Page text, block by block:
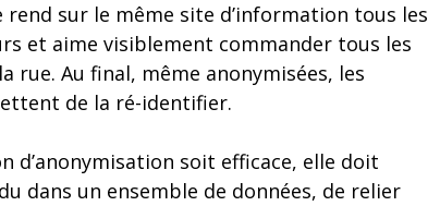
rend sur le même site d’information tous les
et aime visiblement commander tous les
rue. Au final, même anonymisées, les
de la ré-identifier.
d’anonymisation soit efficace, elle doit
dans un ensemble de données, de relier